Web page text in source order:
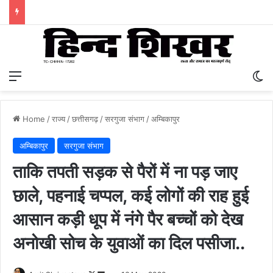
Home /राज्य/छत्तीसगढ़/सरगुजा संभाग/अम्बिकापुर
अम्बिकापुर सरगुजा संभाग
ताकि तपती सड़क से पैरों में ना पड़ जाए
छाले, पहनाई चप्पल, कई लोगों की राह हुई
आसान कड़ी धूप में नंगे पैर बच्चों को देख
अनोखी सोच के युवाओं का दिल पसीजा..